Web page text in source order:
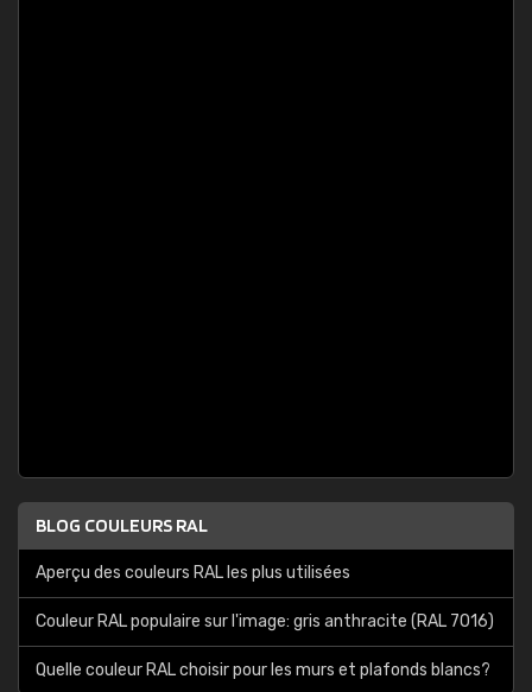
BLOG COULEURS RAL
Aperçu des couleurs RAL les plus utilisées
Couleur RAL populaire sur l'image: gris anthracite (RAL 7016)
Quelle couleur RAL choisir pour les murs et plafonds blancs?